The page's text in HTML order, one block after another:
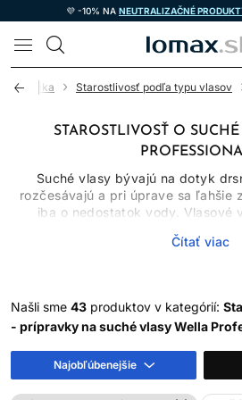
💜 -10% NA NEUTRALIZAČNÉ
LOMAX
Starostlivosť podľa typu vlasov
STAROSTLIVOSŤ O
Suché vlasy bývajú na dotyk
rozčesávajú a pri úprave sa ľahšie
iba o nedostatok vody. Vlasové
farbenia, trenia alebo prirodzene
V kategórii nájdete šampóny,
oleje aj bezoplachové spreje.
naraz. Najlepšia rutina je taká,
vlasu, miere suchosti, spôsobu
Čítať viac
Našli sme 43 produktov v kategórií:
- prípravky na suché vlasy Wella
Najobľúbenejšie